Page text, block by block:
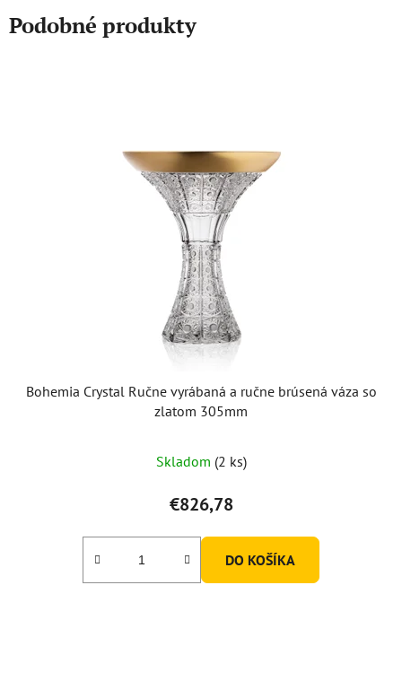
Podobné produkty
Bohemia Crystal Ručne vyrábaná a ručne brúsená váza so
zlatom 305mm
Skladom (2 ks)
€826,78
DO KOŠÍKA